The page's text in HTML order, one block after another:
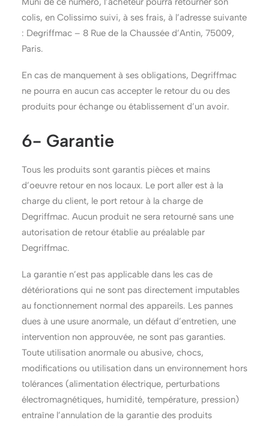
colis, en Colissimo suivi, à ses frais, à l’adresse suivante
: Degriffmac – 8 Rue de la Chaussée d’Antin, 75009,
Paris.
En cas de manquement à ses obligations, Degriffmac
ne pourra en aucun cas accepter le retour du ou des
produits pour échange ou établissement d’un avoir.
6- Garantie
Tous les produits sont garantis pièces et mains
d’oeuvre retour en nos locaux. Le port aller est à la
charge du client, le port retour à la charge de
Degriffmac. Aucun produit ne sera retourné sans une
autorisation de retour établie au préalable par
Degriffmac.
La garantie n’est pas applicable dans les cas de
détériorations qui ne sont pas directement imputables
au fonctionnement normal des appareils. Les pannes
dues à une usure anormale, un défaut d’entretien, une
intervention non approuvée, ne sont pas garanties.
Toute utilisation anormale ou abusive, chocs,
modifications ou utilisation dans un environnement hors
tolérances (alimentation électrique, perturbations
électromagnétiques, humidité, température, pression)
entraîne l’annulation de la garantie des produits